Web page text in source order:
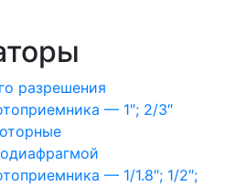
разрешения
— 1″; 2/3″
— 1/1.8″; 1/2″;